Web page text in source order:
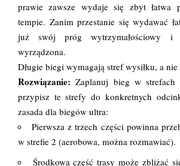
prawie zawsze wydaje się zbyt łatwa
tempie. Zanim przestanie się wydawać
już swój próg wytrzymałościowy
wyrządzona.
Długie biegi wymagają stref wysiłku, a nie
Rozwiązanie: Zaplanuj bieg w
przypisz te strefy do konkretnych
zasada dla biegów ultra:
Pierwsza z trzech części powinna
w strefie 2 (aerobowa, można rozmawiać).
Środkowa część trasy może zbliżać